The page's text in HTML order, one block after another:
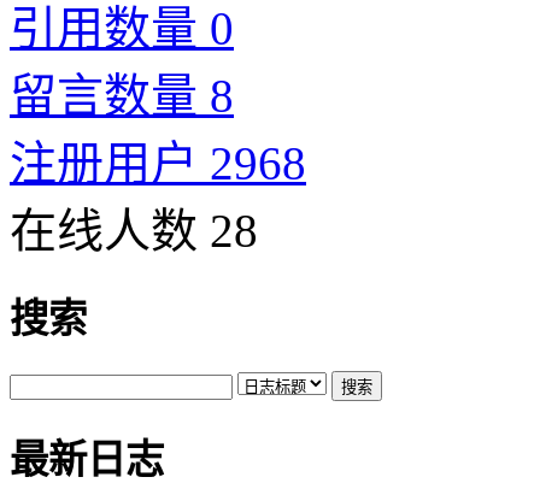
引用数量 0
留言数量 8
注册用户 2968
在线人数 28
搜索
最新日志